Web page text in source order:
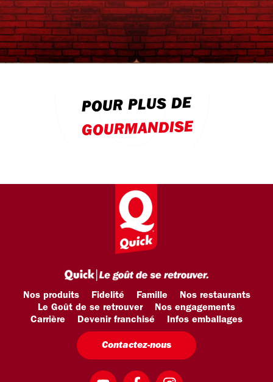
POUR PLUS DE
GOURMANDISE
Nos produits Fidelité Famille
Nos restaurants
Le Goût de se retrouver
Nos engagements
Carrière
Devenir franchisé Infos emballages
Contactez-nous